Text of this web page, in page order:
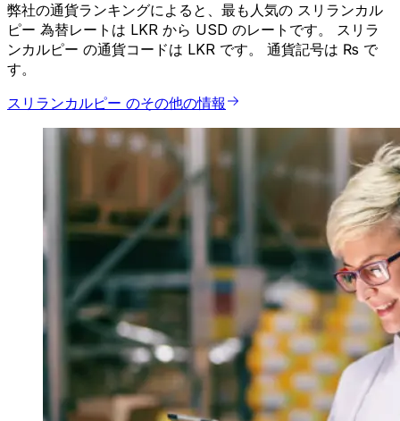
弊社の通貨ランキングによると、最も人気の スリランカル
ピー 為替レートは LKR から USD のレートです。 スリラ
ンカルピー の通貨コードは LKR です。 通貨記号は ₨ で
す。
スリランカルピー のその他の情報